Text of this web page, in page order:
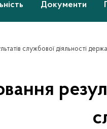
Документи
службової діяльності